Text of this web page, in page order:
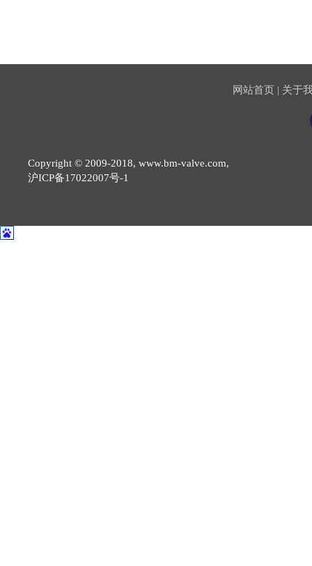
网站首页 | 关于
Copyright © 2009-2018, www.bm-valve.com,
沪ICP备17022007号-1